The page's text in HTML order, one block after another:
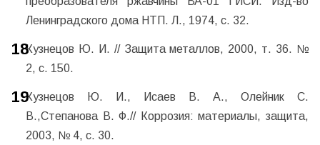
Ленинградского дома НТП. Л., 1974, с. 32.
Кузнецов Ю. И. // Защита металлов, 2000, т. 36. №
2, с. 150.
Кузнецов Ю. И., Исаев В. А., Олейник С.
В.,Степанова В. Ф.// Коррозия: материалы, защита,
2003, № 4, с. 30.